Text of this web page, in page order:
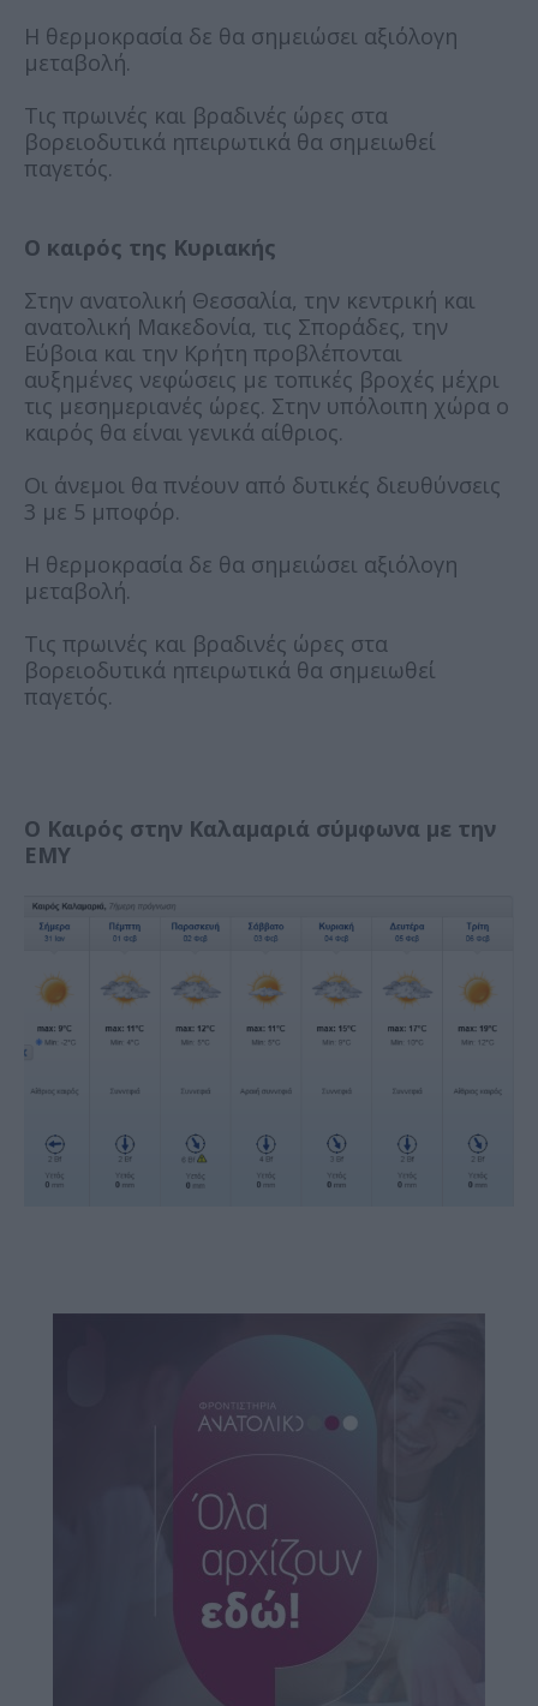
Η θερμοκρασία δε θα σημειώσει αξιόλογη
μεταβολή.
Τις πρωινές και βραδινές ώρες στα
βορειοδυτικά ηπειρωτικά θα σημειωθεί
παγετός.
Ο καιρός της Κυριακής
Στην ανατολική Θεσσαλία, την κεντρική και
ανατολική Μακεδονία, τις Σποράδες, την
Εύβοια και την Κρήτη προβλέπονται
αυξημένες νεφώσεις με τοπικές βροχές μέχρι
τις μεσημεριανές ώρες. Στην υπόλοιπη χώρα ο
καιρός θα είναι γενικά αίθριος.
Οι άνεμοι θα πνέουν από δυτικές διευθύνσεις
3 με 5 μποφόρ.
Η θερμοκρασία δε θα σημειώσει αξιόλογη
μεταβολή.
Τις πρωινές και βραδινές ώρες στα
βορειοδυτικά ηπειρωτικά θα σημειωθεί
παγετός.
O Καιρός στην Καλαμαριά σύμφωνα με την
ΕΜΥ